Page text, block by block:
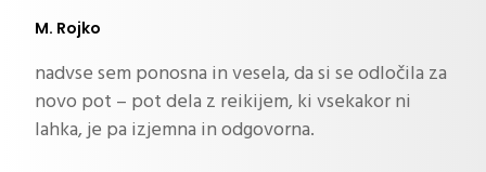
M. Rojko
nadvse sem ponosna in vesela, da si se odločila za
novo pot – pot dela z reikijem, ki vsekakor ni
lahka, je pa izjemna in odgovorna.